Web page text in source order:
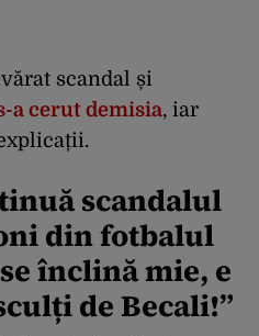
scandal și
a cerut demisia, iar
scandalul
din fotbalul
înclină mie, e
de Becali!”